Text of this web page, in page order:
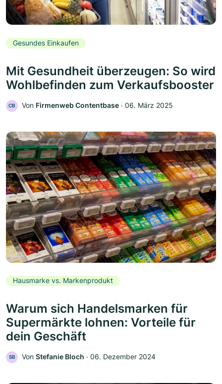
Gesundes Einkaufen
Mit Gesundheit überzeugen: So wird
Wohlbefinden zum Verkaufsbooster
CB Von Firmenweb Contentbase ‧ 06. März 2025
Hausmarke vs. Markenprodukt
Warum sich Handelsmarken für
Supermärkte lohnen: Vorteile für
dein Geschäft
SB Von Stefanie Bloch ‧ 06. Dezember 2024